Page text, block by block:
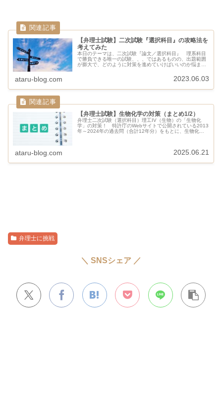
【弁理士試験】二次試験『選択科目』の攻略法を
考えてみた
本日のテーマは、二次試験『論文／選択科目』 理系科目
で勝負できる唯一の試験、、、ではあるものの、出題範囲
が膨大で、どのように対策を進めていけばいいのか悩まし
ataru-blog.com 2023.06.03
【弁理士試験】生物化学の対策（まとめ1/2）
弁理士二次試験（選択科目）理工IV（生物）の「生物化
学」の対策！ 特許庁のWebサイトで公開されている2013
年～2024年の過去問（合計12年分）をもとに、生物化学
ataru-blog.com 2025.06.21
弁理士に挑戦
＼ SNSシェア ／